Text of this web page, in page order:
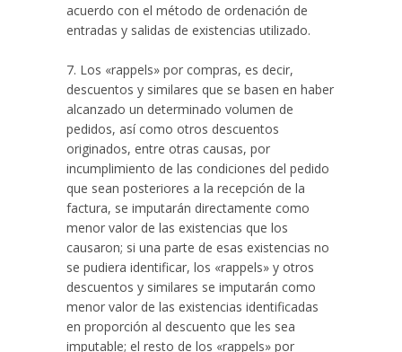
acuerdo con el método de ordenación de
entradas y salidas de existencias utilizado.
7. Los «rappels» por compras, es decir,
descuentos y similares que se basen en haber
alcanzado un determinado volumen de
pedidos, así como otros descuentos
originados, entre otras causas, por
incumplimiento de las condiciones del pedido
que sean posteriores a la recepción de la
factura, se imputarán directamente como
menor valor de las existencias que los
causaron; si una parte de esas existencias no
se pudiera identificar, los «rappels» y otros
descuentos y similares se imputarán como
menor valor de las existencias identificadas
en proporción al descuento que les sea
imputable; el resto de los «rappels» por